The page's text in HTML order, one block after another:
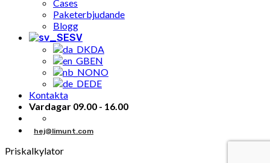
Cases
Paketerbjudande
Blogg
SV
DA
EN
NO
DE
Kontakta
Vardagar 09.00 - 16.00
hej@limunt.com
Priskalkylator